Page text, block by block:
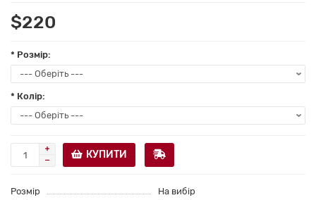
$220
* Розмір:
* Колір:
КУПИТИ
Розмір
На вибір